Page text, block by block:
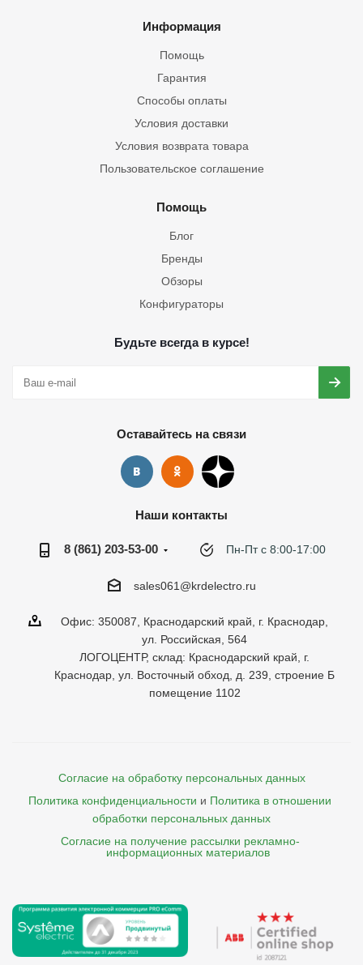
Информация
Помощь
Гарантия
Способы оплаты
Условия доставки
Условия возврата товара
Пользовательское соглашение
Помощь
Блог
Бренды
Обзоры
Конфигураторы
Будьте всегда в курсе!
Оставайтесь на связи
Наши контакты
8 (861) 203-53-00 Пн-Пт с 8:00-17:00
sales061@krdelectro.ru
Офис: 350087, Краснодарский край, г. Краснодар,
ул. Российская, 564
ЛОГОЦЕНТР, склад: Краснодарский край, г.
Краснодар, ул. Восточный обход, д. 239, строение Б
помещение 1102
Согласие на обработку персональных данных
Политика конфиденциальности и Политика в отношении
обработки персональных данных
Согласие на получение рассылки рекламно-
    информационных материалов